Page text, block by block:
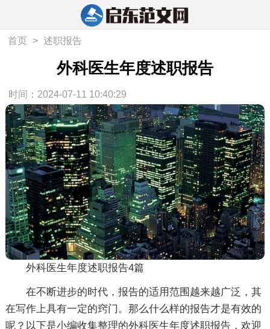
首页 > 述职报告
外科医生年度述职报告
时间：2024-07-11 10:40:29
外科医生年度述职报告4篇
在不断进步的时代，报告的适用范围越来越广泛，其
在写作上具有一定的窍门。那么什么样的报告才是有效的
呢？以下是小编收集整理的外科医生年度述职报告，欢迎